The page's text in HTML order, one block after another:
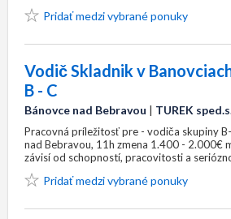
Pridať medzi vybrané ponuky
Vodič Skladnik v
B - C
Bánovce nad Bebravou | TUREK
Pracovná príležitosť pre - vodiča skupiny
nad Bebravou, 11h zmena 1.400 - 2.000€
závisí od schopností, pracovitosti a
Pridať medzi vybrané ponuky